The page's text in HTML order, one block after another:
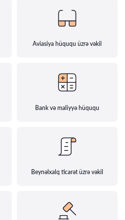
Aviasiya hüququ üzrə vəkil
Bank və maliyyə hüququ
Beynəlxalq ticarət üzrə vəkil